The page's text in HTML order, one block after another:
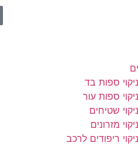
ניקוי ספות בד
ניקוי ספות עור
ניקוי שטיחים
ניקוי מזרונים
ניקוי ריפודים לרכב